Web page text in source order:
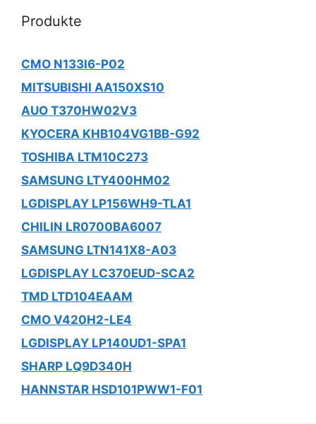
Produkte
CMO N133I6-P02
MITSUBISHI AA150XS10
AUO T370HW02V3
KYOCERA KHB104VG1BB-G92
TOSHIBA LTM10C273
SAMSUNG LTY400HM02
LGDISPLAY LP156WH9-TLA1
CHILIN LR0700BA6007
SAMSUNG LTN141X8-A03
LGDISPLAY LC370EUD-SCA2
TMD LTD104EAAM
CMO V420H2-LE4
LGDISPLAY LP140UD1-SPA1
SHARP LQ9D340H
HANNSTAR HSD101PWW1-F01